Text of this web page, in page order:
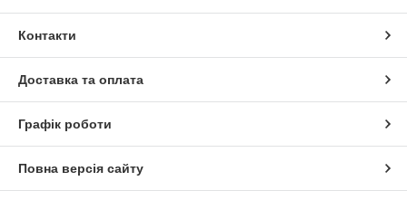
Контакти
Доставка та оплата
Графік роботи
Повна версія сайту